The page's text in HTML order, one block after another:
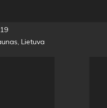
Lietuva